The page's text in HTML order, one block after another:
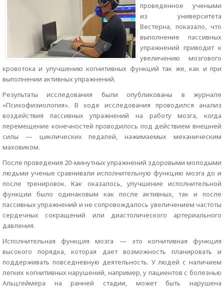
проведенное учеными
из университета
Вестерна, показало, что
выполнение пассивных
упражнений приводит к
увеличению мозгового
кровотока и улучшению когнитивных функций так же, как и при
выполнении активных упражнений.
Результаты исследования были опубликованы в журнале
«Психофизиология». В ходе исследования проводился анализ
воздействия пассивных упражнений на работу мозга, когда
перемещение конечностей проводилось под действием внешней
силы — циклических педалей, нажимаемых механическим
маховиком.
После проведения 20-минутных упражнений здоровыми молодыми
людьми ученые сравнивали исполнительную функцию мозга до и
после тренировок. Как оказалось, улучшение исполнительной
функции было одинаковым как после активных, так и после
пассивных упражнений и не сопровождалось увеличением частоты
сердечных сокращений или диастолического артериального
давления.
Исполнительная функция мозга — это когнитивная функция
высокого порядка, которая дает возможность планировать и
поддерживать повседневную деятельность. У людей с наличием
легких когнитивных нарушений, например, у пациентов с болезнью
Альцгеймера на ранней стадии, может быть нарушена